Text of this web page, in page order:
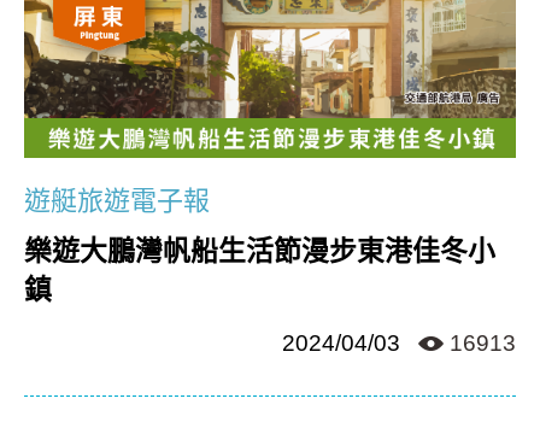
遊艇旅遊電子報
樂遊大鵬灣帆船生活節漫步東港佳冬小
鎮
2024/04/03 16913